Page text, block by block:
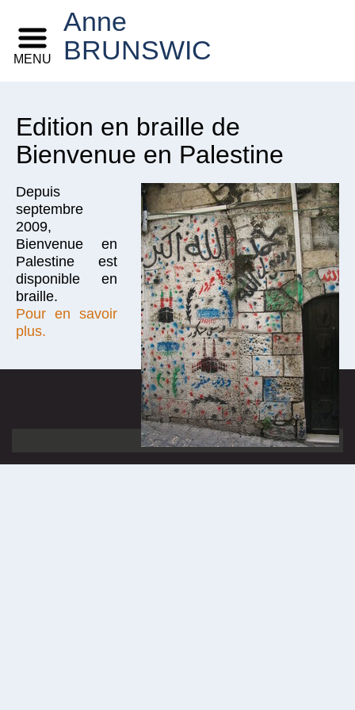
Anne
BRUNSWIC
MENU
Edition en braille de
Bienvenue en Palestine
Depuis
septembre
2009,
Bienvenue en
Palestine est
disponible en
braille.
Pour en savoir
plus.